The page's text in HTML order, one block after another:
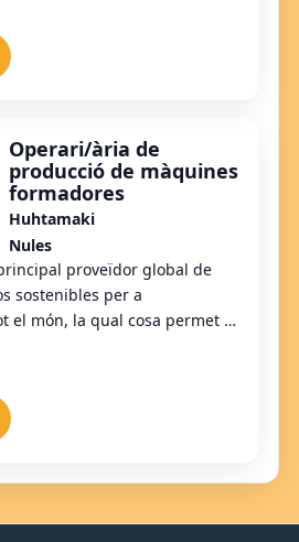
Operari/ària de
producció de màquines
formadores
Huhtamaki
Nules
proveïdor global de
sostenibles per a
el món, la qual cosa permet el